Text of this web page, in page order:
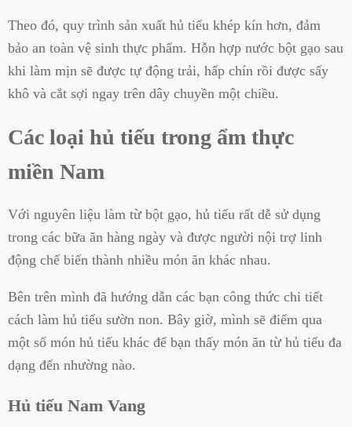
Theo đó, quy trình sản xuất hủ tiếu khép kín hơn, đảm
bảo an toàn vệ sinh thực phẩm. Hỗn hợp nước bột gạo sau
khi làm mịn sẽ được tự động trải, hấp chín rồi được sấy
khô và cắt sợi ngay trên dây chuyền một chiều.
Các loại hủ tiếu trong ẩm thực
miền Nam
Với nguyên liệu làm từ bột gạo, hủ tiếu rất dễ sử dụng
trong các bữa ăn hàng ngày và được người nội trợ linh
động chế biến thành nhiều món ăn khác nhau.
Bên trên mình đã hướng dẫn các bạn công thức chi tiết
cách làm hủ tiếu sườn non. Bây giờ, mình sẽ điểm qua
một số món hủ tiếu khác để bạn thấy món ăn từ hủ tiếu đa
dạng đến nhường nào.
Hủ tiếu Nam Vang